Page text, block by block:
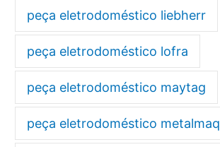
peça eletrodoméstico liebherr
peça eletrodoméstico lofra
peça eletrodoméstico maytag
peça eletrodoméstico metalmaq